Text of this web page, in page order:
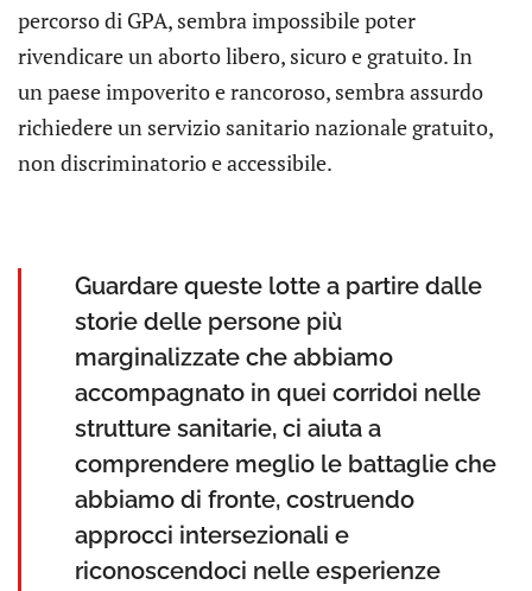
percorso di GPA, sembra impossibile poter
rivendicare un aborto libero, sicuro e gratuito. In
un paese impoverito e rancoroso, sembra assurdo
richiedere un servizio sanitario nazionale gratuito,
non discriminatorio e accessibile.
Guardare queste lotte a partire dalle
storie delle persone più
marginalizzate che abbiamo
accompagnato in quei corridoi nelle
strutture sanitarie, ci aiuta a
comprendere meglio le battaglie che
abbiamo di fronte, costruendo
approcci intersezionali e
riconoscendoci nelle esperienze